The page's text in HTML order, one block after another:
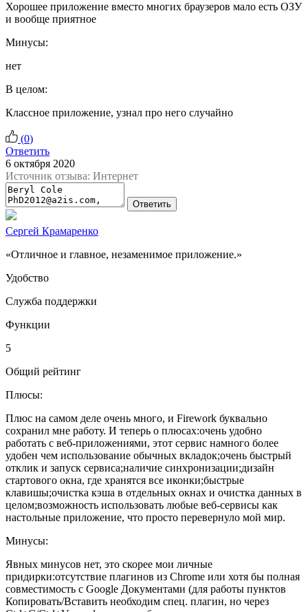
Хорошее приложение вместо многих браузеров мало есть ОЗУ
и вообще приятное
Минусы:
нет
В целом:
Классное приложение, узнал про него случайно
(0)
Ответить
6 октября 2020
Источник отзыва: Интернет
Ответить
Сергей Крамаренко
«Отличное и главное, незаменимое приложение.»
Удобство
Служба поддержки
Функции
5
Общий рейтинг
Плюсы:
Плюс на самом деле очень много, и Firework буквально
сохранил мне работу. И теперь о плюсах:очень удобно
работать с веб-приложениями, этот сервис намного более
удобен чем использование обычных вкладок;очень быстрый
отклик и запуск сервиса;наличие синхронизации;дизайн
стартового окна, где хранятся все иконки;быстрые
клавишы;очистка кэша в отдельных окнах и очистка данных в
целом;возможность использовать любые веб-сервисы как
настольные приложение, что просто перевернуло мой мир.
Минусы:
Явных минусов нет, это скорее мои личные
придирки:отсутствие плагинов из Chrome или хотя бы полная
совместимость с Google Документами (для работы пунктов
Копировать/Вставить необходим спец. плагин, но через